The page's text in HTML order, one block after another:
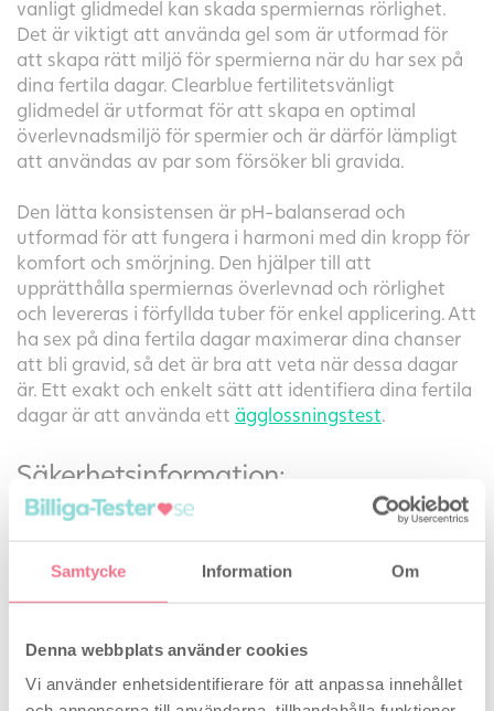
Samtycke Information Om
Denna webbplats använder cookies
Vi använder enhetsidentifierare för att anpassa innehållet
vanligt glidmedel kan skada spermiernas rörlighet.
Det är viktigt att använda gel som är utformad för
att skapa rätt miljö för spermierna när du har sex på
dina fertila dagar. Clearblue fertilitetsvänligt
glidmedel är utformat för att skapa en optimal
överlevnadsmiljö för spermier och är därför lämpligt
att användas av par som försöker bli gravida.
Den lätta konsistensen är pH-balanserad och
utformad för att fungera i harmoni med din kropp för
komfort och smörjning. Den hjälper till att
upprätthålla spermiernas överlevnad och rörlighet
och levereras i förfyllda tuber för enkel applicering. Att
ha sex på dina fertila dagar maximerar dina chanser
att bli gravid, så det är bra att veta när dessa dagar
är. Ett exakt och enkelt sätt att identifiera dina fertila
dagar är att använda ett ägglossningstest.
Säkerhetsinformation:
spermiedödande medel eller preventivmedel. Använd
inte om du är allergisk mot någon av ingredienserna.
Det finns ingen garanti för graviditet vid användning
Ingredienser: